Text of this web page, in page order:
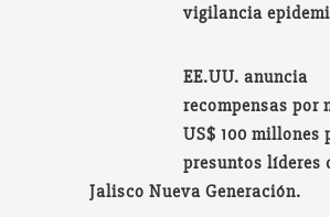
vigilancia
EE.UU. anuncia
recompensas por
US$ 100 millones
presuntos líderes
Jalisco Nueva Generación.